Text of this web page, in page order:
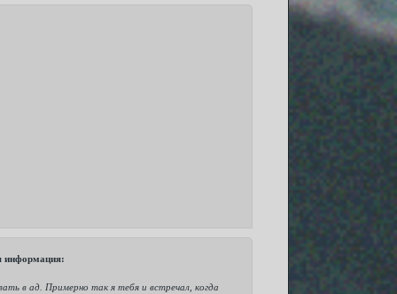
информация:
в ад. Примерно так я тебя и встречал, когда